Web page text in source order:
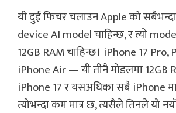
यी दुई फिचर चलाउन Apple को
device AI model चाहिन्छ, र त्यो
12GB RAM चाहिन्छ। iPhone 17 Pro,
iPhone Air — यी तीनै मोडलमा 12GB
iPhone 17 र यसअघिका सबै iPhone
त्योभन्दा कम मात्र छ, त्यसैले तिनले यो